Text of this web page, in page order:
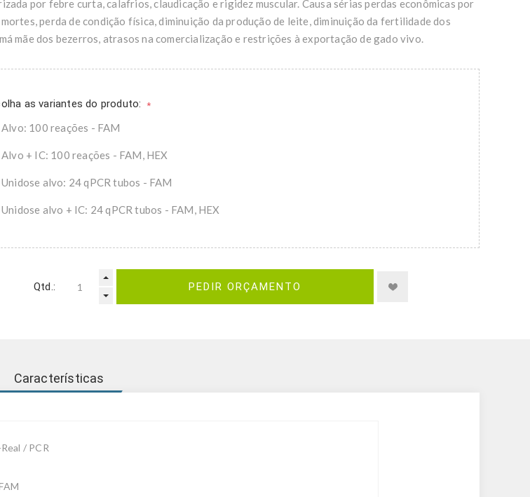
por febre curta, calafrios, claudicação e rigidez muscular. Causa sérias perdas econômicas por
perda de condição física, diminuição da produção de leite, diminuição da fertilidade dos
mãe dos bezerros, atrasos na comercialização e restrições à exportação de gado vivo.
as variantes do produto: *
Alvo: 100 reações - FAM
Alvo + IC: 100 reações - FAM, HEX
Unidose alvo: 24 qPCR tubos - FAM
Unidose alvo + IC: 24 qPCR tubos - FAM, HEX
Qtd.: PEDIR ORÇAMENTO
Características
/ PCR